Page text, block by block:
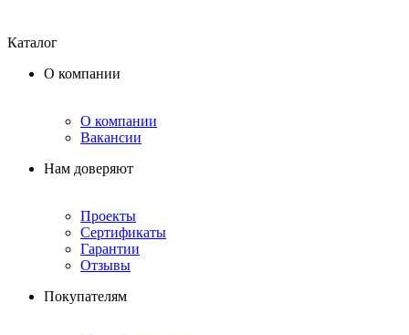
Каталог
О компании
О компании
Вакансии
Нам доверяют
Проекты
Сертификаты
Гарантии
Отзывы
Покупателям